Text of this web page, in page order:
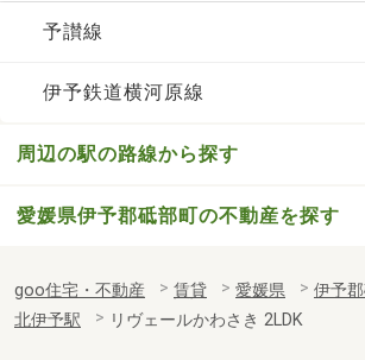
予讃線
伊予鉄道横河原線
周辺の駅の路線から探す
愛媛県伊予郡砥部町の不動産を探す
goo住宅・不動産 賃貸 愛媛県
伊予
北伊予駅
リヴェールかわさき 2LDK